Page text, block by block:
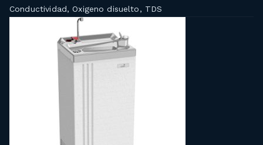
Conductividad, Oxigeno disuelto, TDS